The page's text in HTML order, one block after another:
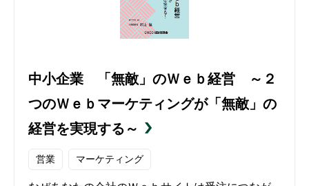
中小企業 「無敵」のＷｅｂ経営 ～２
つのＷｅｂマーケティングが「無敵」の
経営を実現する～
営業 マーケティング